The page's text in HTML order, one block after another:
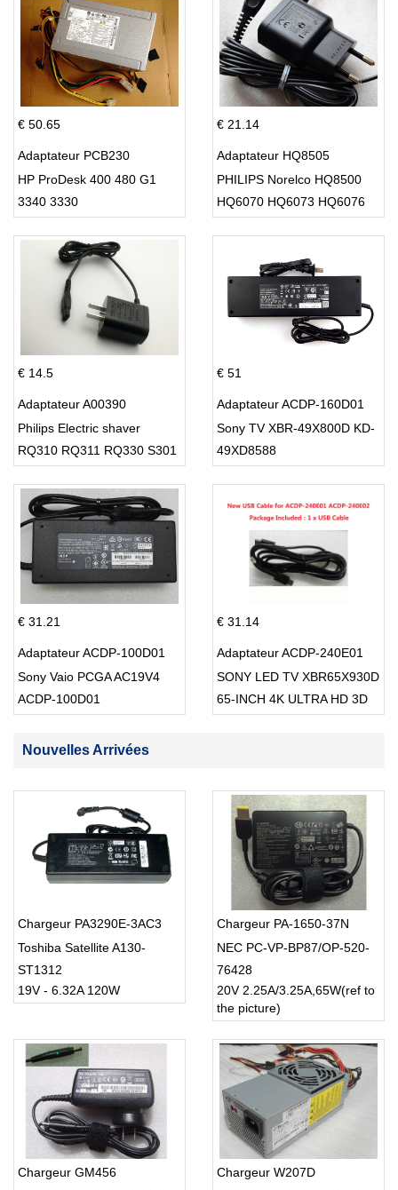
€ 50.65
Adaptateur PCB230
HP ProDesk 400 480 G1
3340 3330
€ 21.14
Adaptateur HQ8505
PHILIPS Norelco HQ8500
HQ6070 HQ6073 HQ6076
€ 14.5
Adaptateur A00390
Philips Electric shaver
RQ310 RQ311 RQ330 S301
€ 51
Adaptateur ACDP-160D01
Sony TV XBR-49X800D KD-
49XD8588
€ 31.21
Adaptateur ACDP-100D01
Sony Vaio PCGA AC19V4
ACDP-100D01
€ 31.14
Adaptateur ACDP-240E01
SONY LED TV XBR65X930D
65-INCH 4K ULTRA HD 3D
Nouvelles Arrivées
Chargeur PA3290E-3AC3
Toshiba Satellite A130-
ST1312
19V - 6.32A 120W
Chargeur PA-1650-37N
NEC PC-VP-BP87/OP-520-
76428
20V 2.25A/3.25A,65W(ref to
the picture)
Chargeur GM456
Chargeur W207D